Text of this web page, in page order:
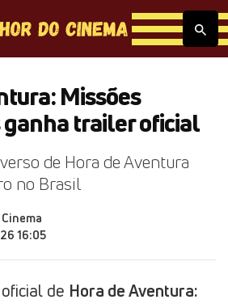
Missões
trailer oficial
de Hora de Aventura
no Brasil
16:05
de Hora de Aventura: